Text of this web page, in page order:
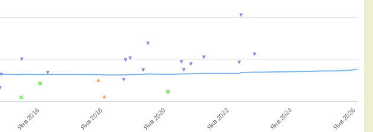
Янв 2016 Янв 2018 Янв 2020 Янв 2022 Янв 2024 Янв 2026